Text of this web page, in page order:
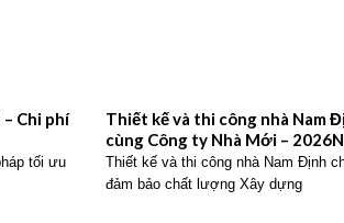
Chi phí
tối ưu
Thiết kế và thi công nhà Nam
cùng Công ty Nhà Mới –
Thiết kế và thi công nhà Nam Định
đảm bảo chất lượng Xây dựng